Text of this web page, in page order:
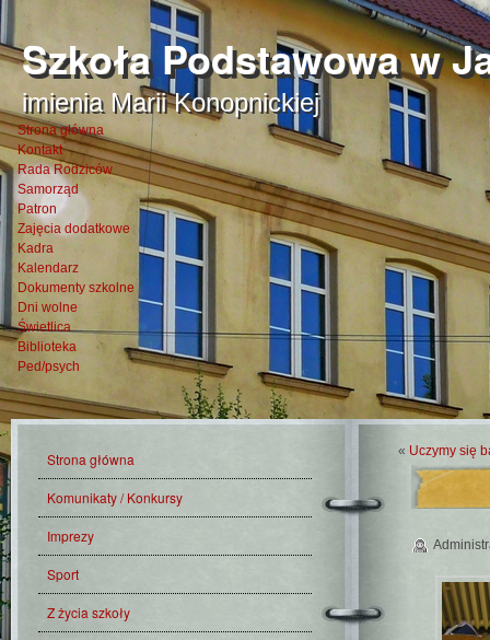
Szkoła Podstawowa w
imienia Marii Konopnickiej
Strona główna
Kontakt
Rada Rodziców
Samorząd
Patron
Zajęcia dodatkowe
Kadra
Kalendarz
Dokumenty szkolne
Dni wolne
Świetlica
Biblioteka
Ped/psych
Strona główna
Komunikaty / Konkursy
Imprezy
Sport
Z życia szkoły
« Uczymy się